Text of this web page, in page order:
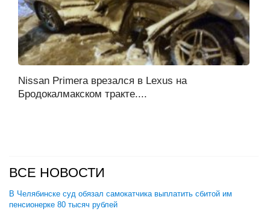
Nissan Primera врезался в Lexus на
Бродокалмакском тракте....
ВСЕ НОВОСТИ
В Челябинске суд обязал самокатчика выплатить сбитой им
пенсионерке 80 тысяч рублей